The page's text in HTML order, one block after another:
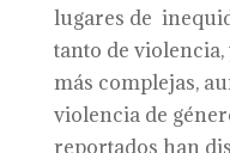
lugares de
tanto de violencia,
más complejas,
violencia de
reportados han